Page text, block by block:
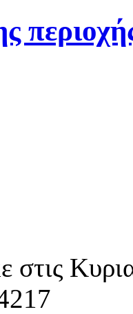
στις